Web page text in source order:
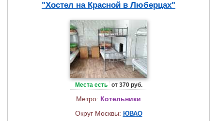
"Хостел на Красной в Люберцах"
Места есть от 370 руб.
Метро: Котельники
Округ Москвы: ЮВАО